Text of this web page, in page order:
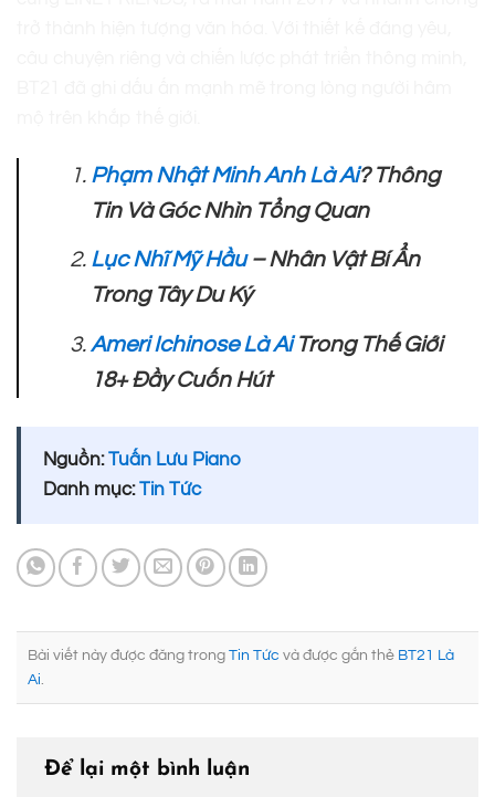
Phạm Nhật Minh Anh Là Ai? Thông
Tin Và Góc Nhìn Tổng Quan
Lục Nhĩ Mỹ Hầu– Nhân Vật Bí Ẩn
Trong Tây Du Ký
Ameri Ichinose Là AiTrong Thế Giới
18+ Đầy Cuốn Hút
Nguồn:Tuấn Lưu Piano
Danh mục:Tin Tức
Bài viết này được đăng trong Tin Tức và được gắn thẻ BT21 Là
Ai
Để lại một bình luận